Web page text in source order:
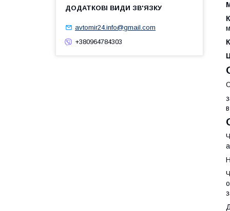
avtomir24.info@gmail.com
+380964784303